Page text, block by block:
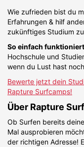
Wie zufrieden bist du
Erfahrungen & hilf
zukünftiges Studium
So einfach
Hochschule und
wenn du Lust hast
Bewerte jetzt dein
Rapture Surfcamps!
Über Rapture
Ob Surfen bereits
Mal ausprobieren
der richtigen Adresse!